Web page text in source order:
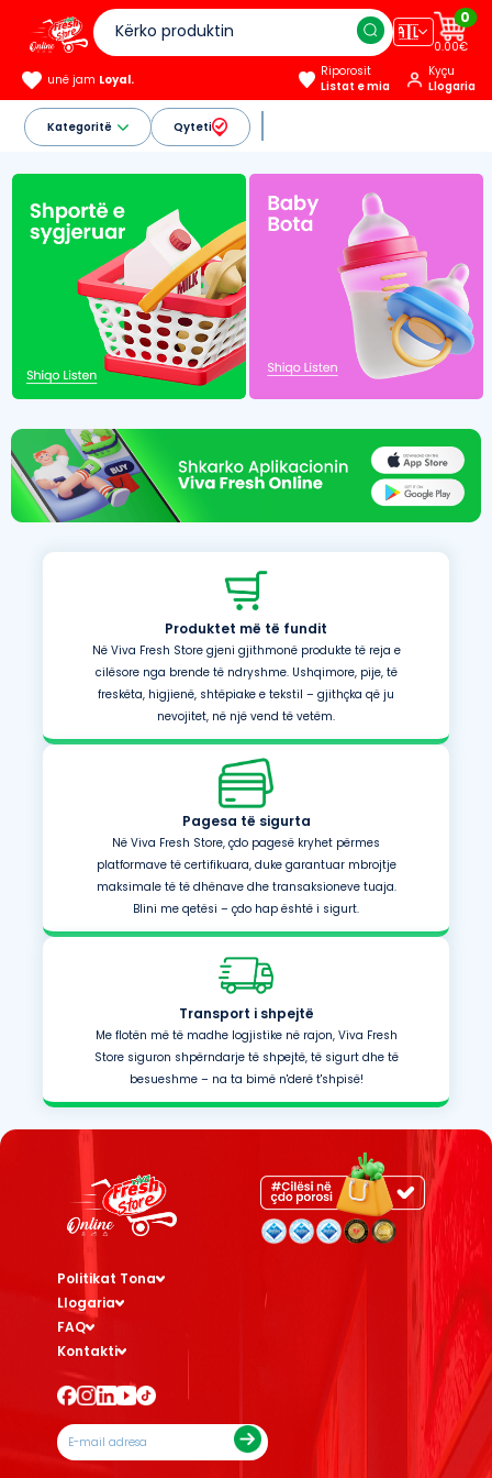
🇦🇱
0
0.00€
unë jam Loyal.
Riporosit
Listat e mia
Kyçu
Llogaria
Kategoritë Qyteti
Produktet më të fundit
Në Viva Fresh Store gjeni gjithmonë produkte të reja e
cilësore nga brende të ndryshme. Ushqimore, pije, të
freskëta, higjienë, shtëpiake e tekstil – gjithçka që ju
nevojitet, në një vend të vetëm.
Pagesa të sigurta
Në Viva Fresh Store, çdo pagesë kryhet përmes
platformave të certifikuara, duke garantuar mbrojtje
maksimale të të dhënave dhe transaksioneve tuaja.
Blini me qetësi – çdo hap është i sigurt.
Transport i shpejtë
Me flotën më të madhe logjistike në rajon, Viva Fresh
Store siguron shpërndarje të shpejtë, të sigurt dhe të
besueshme – na ta bimë n'derë t'shpisë!
Politikat Tona
Llogaria
FAQ
Kontakti